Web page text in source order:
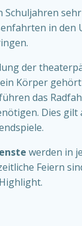
Schuljahren
in den
der
Körper
das
Dies gilt
werden in
Feiern